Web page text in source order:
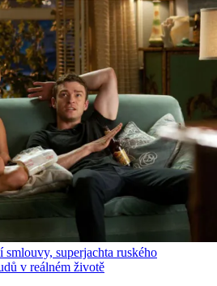
smlouvy, superjachta ruského
v reálném životě